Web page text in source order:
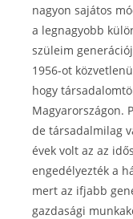
nagyon sajátos
a legnagyobb
szüleim
1956-ot
hogy
Magyarországon.
de társadalmilag
évek volt az az
engedélyezték a
mert az ifjabb
gazdasági